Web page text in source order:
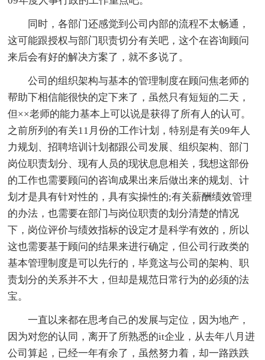
同时，各部门还感觉到公司内部的流程不太畅通，
这可能跟授权与部门职责切分有关吧，这个在咨询顾问
来后会有好的解决方案了，就不多说了。
公司的组织架构与基本的管理制度在顾问焦老师的
帮助下相信能很快的定下来了，虽然只有短短的二天，
但××老师的能力基本上可以说是获得了所有人的认可。
之前所列的有关11月份的工作计划，特别是有关09年人
力规划、招聘培训计划都跟公司发展、组织架构、部门
岗位职责划分、现有人员的现状息息相关，我想这部份
的工作也需要顾问的咨询成果出来后做出来的规划、计
划才是具有针对性的，具有实操性的;有关薪酬绩效管理
的办法，也需要在部门与岗位职责的划分清楚的情况
下，岗位评价与绩效指标的设定才是科学有效的，所以
这也需要基于顾问的结果来进行确定，但公司行政类的
基本管理制度是可以先行的，毕竟这与公司的架构、职
责划分的关系并不大，但却是规范日常行为的必须的法
宝。
一直以来都在思考自己的发展与定位，因为地产，
因为对您的认同，离开了所熟悉的it企业，从去年八月进
公司算起，已经一年有余了，虽然努力着，却一路跌跌